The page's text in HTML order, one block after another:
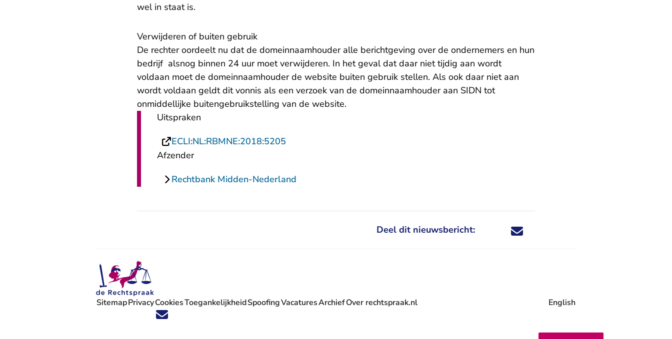
wel in staat is.
Verwijderen of buiten gebruik
De rechter oordeelt nu dat de domeinnaamhouder alle berichtgeving over de ondernemers en hun
bedrijf alsnog binnen 24 uur moet verwijderen. In het geval dat daar niet tijdig aan wordt
voldaan moet de domeinnaamhouder de website buiten gebruik stellen. Als ook daar niet aan
wordt voldaan geldt dit vonnis als een verzoek van de domeinnaamhouder aan SIDN tot
onmiddellijke buitengebruikstelling van de website.
Uitspraken
ECLI:NL:RBMNE:2018:5205
Afzender
Rechtbank Midden-Nederland
Deel dit nieuwsbericht: Deel dit nieuwsbericht via X - U verlaat
Deel dit nieuwsbericht via Facebook - U
Deel dit nieuwsbericht via e-mail
Deel dit nieuwsbericht via LinkedIn - U
Volg ons op X (Twitter) - U verlaat Rechtspraak.nl
Volg ons op Facebook - U verlaat Rechtspraak.nl
Volg ons op Instagram - U verlaat Rechtspraak.nl
Volg ons op Youtube - U verlaat Rechtspraak.nl
Volg ons op LinkedIn - U verlaat Rechtspraak.nl
'Blijf op de hoogte' nieuwsbrief - U verlaat Rechtspraak.nl
SitemapPrivacyCookiesToegankelijkheidSpoofingVacatures
- U verlaat Rechtspraak.nl
ArchiefOver rechtspraak.nl English